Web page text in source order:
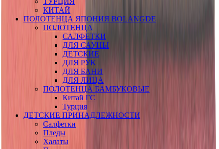
КИТАЙ
ПОЛОТЕНЦА ЯПОНИЯ BOLANGDE
ПОЛОТЕНЦА
САЛФЕТКИ
ДЛЯ САУНЫ
ДЕТСКИЕ
ДЛЯ РУК
ДЛЯ БАНИ
ДЛЯ ЛИЦА
ПОЛОТЕНЦА БАМБУКОВЫЕ
Китай ГС
Турция
ДЕТСКИЕ ПРИНАДЛЕЖНОСТИ
Салфетки
Пледы
Халаты